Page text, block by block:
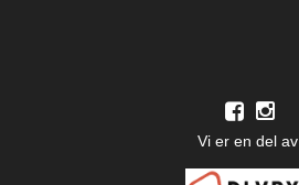
Vi er en del av